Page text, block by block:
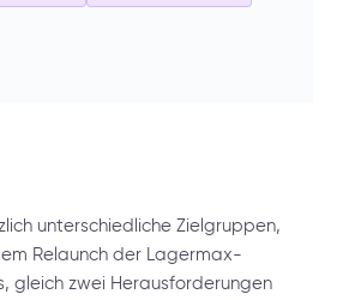
unterschiedliche Zielgruppen,
Relaunch der Lagermax-
gleich zwei Herausforderungen